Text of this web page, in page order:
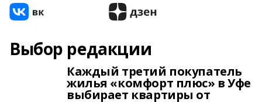
Выбор редакции
Каждый третий покупатель
жилья «комфорт плюс» в Уфе
выбирает квартиры от